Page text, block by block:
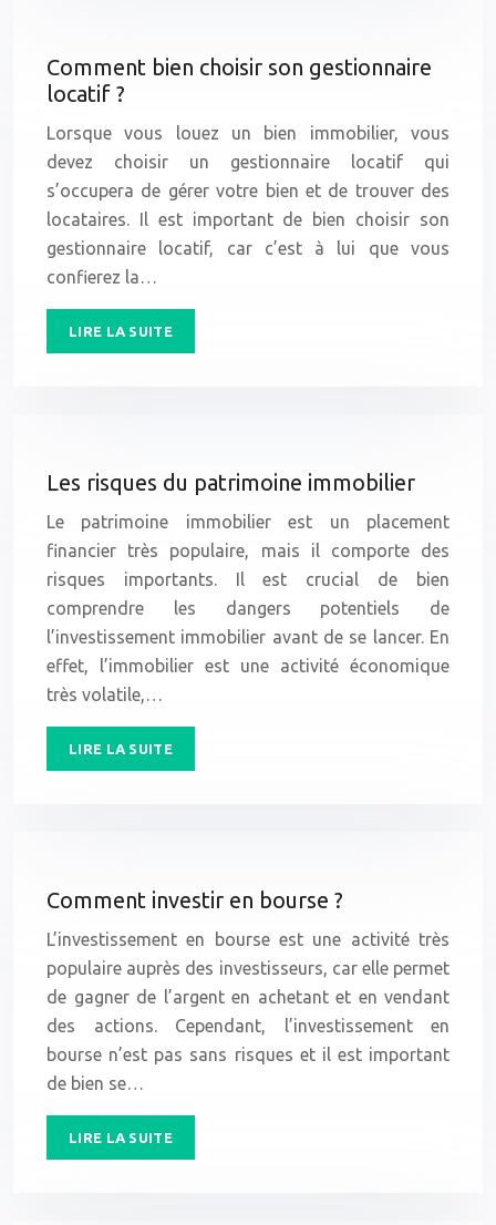
Comment bien choisir son gestionnaire
locatif ?
Lorsque vous louez un bien immobilier, vous
devez choisir un gestionnaire locatif qui
s’occupera de gérer votre bien et de trouver des
locataires. Il est important de bien choisir son
gestionnaire locatif, car c’est à lui que vous
confierez la…
LIRE LA SUITE
Les risques du patrimoine immobilier
Le patrimoine immobilier est un placement
financier très populaire, mais il comporte des
risques importants. Il est crucial de bien
comprendre les dangers potentiels de
l’investissement immobilier avant de se lancer. En
effet, l’immobilier est une activité économique
très volatile,…
LIRE LA SUITE
Comment investir en bourse ?
L’investissement en bourse est une activité très
populaire auprès des investisseurs, car elle permet
de gagner de l’argent en achetant et en vendant
des actions. Cependant, l’investissement en
bourse n’est pas sans risques et il est important
de bien se…
LIRE LA SUITE